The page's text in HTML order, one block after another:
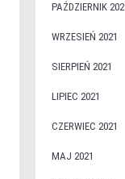
PAŹDZIERNIK
WRZESIEŃ 2021
SIERPIEŃ 2021
LIPIEC 2021
CZERWIEC 2021
MAJ 2021